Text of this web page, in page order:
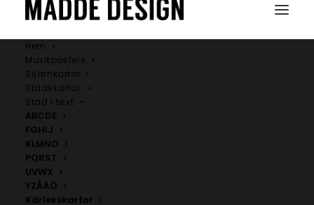
Hem
Musikposters
Stjärnkartor
Stadskartor
Stad i text
ABCDE
FGHIJ
KLMNO
PQRST
UVWX
YZÅÄÖ
Kärlekskartor